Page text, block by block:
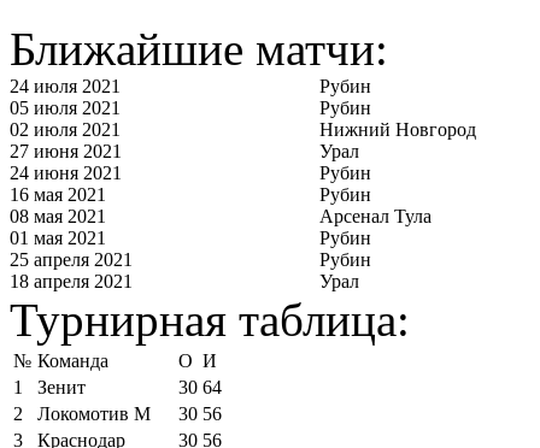
Ближайшие матчи:
24 июля 2021
Рубин
05 июля 2021
Рубин
02 июля 2021
Нижний Новгород
27 июня 2021
Урал
24 июня 2021
Рубин
16 мая 2021
Рубин
08 мая 2021
Арсенал Тула
01 мая 2021
Рубин
25 апреля 2021
Рубин
18 апреля 2021
Урал
Турнирная таблица:
№ Команда О И
1
Зенит 30 64
2
Локомотив М 30 56
3
Краснодар 30 56